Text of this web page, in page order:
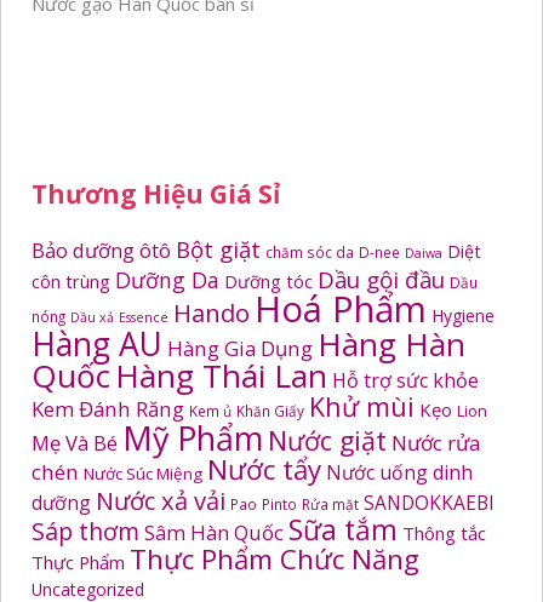
Thương Hiệu Giá Sỉ
Bảo dưỡng ôtô Bột giặt chăm sóc da D-nee Daiwa Diệt
côn trùng Dưỡng Da Dưỡng tóc Dầu gội đầu Dầu
nóng Dầu xả Essence Hando Hoá Phẩm Hygiene
Hàng AU Hàng Gia Dụng Hàng Hàn
Quốc Hàng Thái Lan Hỗ trợ sức khỏe
Kem Đánh Răng Kem ủ Khăn Giấy Khử mùi Kẹo Lion
Mẹ Và Bé Mỹ Phẩm Nước giặt Nước rửa
chén Nước Súc Miệng Nước tẩy Nước uống dinh
dưỡng Nước xả vải Pao Pinto Rửa mặt SANDOKKAEBI
Sáp thơm Sâm Hàn Quốc Sữa tắm Thông tắc
Thực Phẩm Thực Phẩm Chức Năng
Uncategorized